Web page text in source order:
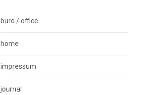
büro / office
home
impressum
journal